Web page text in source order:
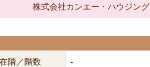
株式会社カンエー・ハウジング
階／階数
-